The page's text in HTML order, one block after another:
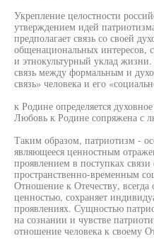
Укрепление целостности
утверждением идей
предполагает связь со своей
общенациональных интересов,
и этнокультурный уклад жизни.
связь между формальным и
связь» человека и его
к Родине определяется
Любовь к Родине сопряжена с
Таким образом, патриотизм -
являющееся ценностным
проявлением в поступках
пространственно-временным
Отношение к Отечеству, всегда
ценностью, сохраняет
проявлениях. Сущностью
на сознании и чувстве
отношение человека к своему